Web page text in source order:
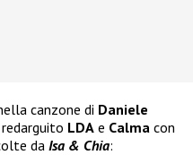
canzone di Daniele
LDA e Calma con
da Isa & Chia: